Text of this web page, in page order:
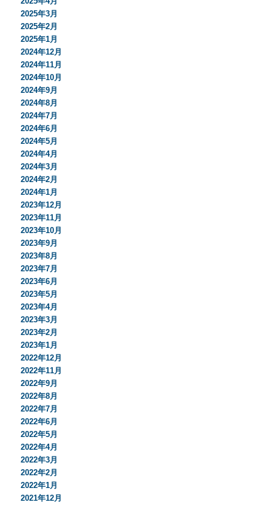
2025年3月
2025年2月
2025年1月
2024年12月
2024年11月
2024年10月
2024年9月
2024年8月
2024年7月
2024年6月
2024年5月
2024年4月
2024年3月
2024年2月
2024年1月
2023年12月
2023年11月
2023年10月
2023年9月
2023年8月
2023年7月
2023年6月
2023年5月
2023年4月
2023年3月
2023年2月
2023年1月
2022年12月
2022年11月
2022年9月
2022年8月
2022年7月
2022年6月
2022年5月
2022年4月
2022年3月
2022年2月
2022年1月
2021年12月